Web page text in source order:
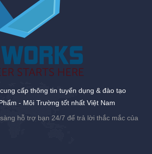
cấp thông tin tuyển dụng & đào tạo
- Môi Trường tốt nhất Việt Nam
hỗ trợ bạn 24/7 để trả lời thắc mắc của